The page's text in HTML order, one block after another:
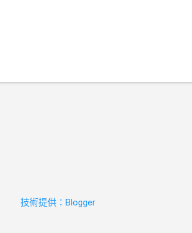
技術提供：Blogger